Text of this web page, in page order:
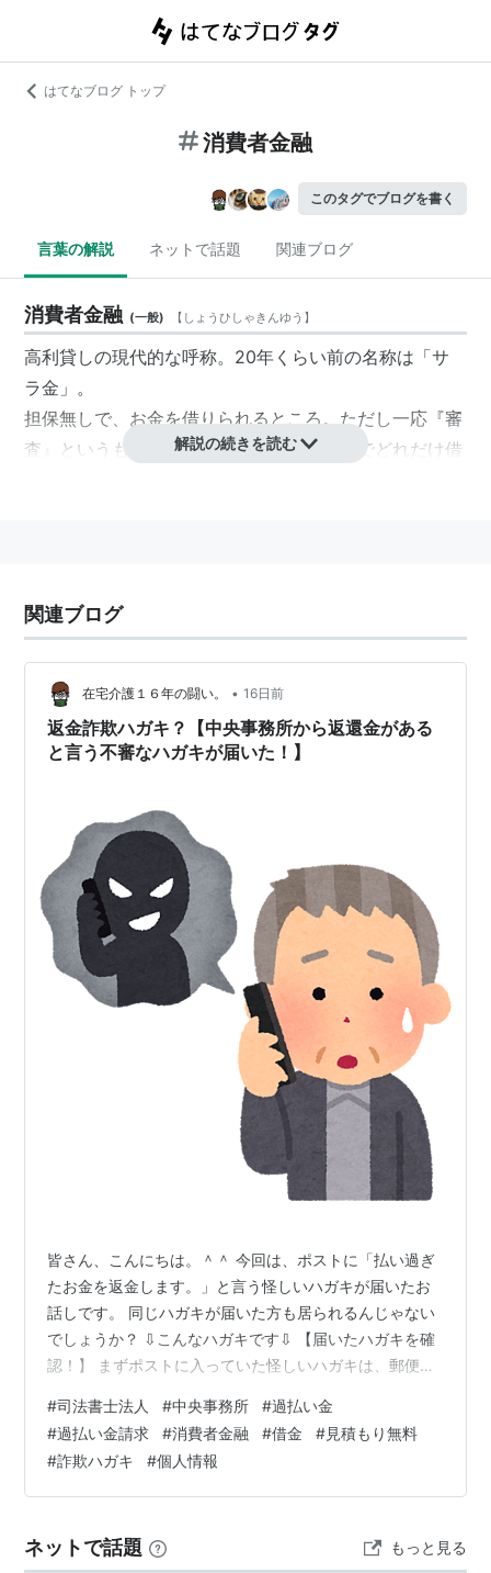
はてなブログ トップ
消費者金融
このタグでブログを書く
言葉の解説 ネットで話題 関連ブログ
消費者金融 (一般) 【 しょうひしゃきんゆう 】
高利貸しの現代的な呼称。20年くらい前の名称は「サ
ラ金 」。
担保無しで、お金を借りられるところ。ただし一応『審
査』というものがあって、借りる前によそでどれだけ借
いわゆる「ヤミ金融」(完全に違法)。
解説の続きを読む
関連ブログ
在宅介護１６年の闘い。 • 16日前
返金詐欺ハガキ？【中央事務所から返還金がある
と言う不審なハガキが届いた！】
皆さん、こんにちは。＾＾ 今回は、ポストに「払い過ぎ
たお金を返金します。」と言う怪しいハガキが届いたお
話しです。 同じハガキが届いた方も居られるんじゃない
でしょうか？ ⇩こんなハガキです⇩ 【届いたハガキを確
認！】 まずポストに入っていた怪しいハガキは、郵便物
たように見せる様式！ 期限が1週間後ぐらいと焦らせてく
る感じ！ 良く確認すると解るんですが、現在進行形で消
費者金融やクレジットカードローンなどを使用している
方は焦って連絡しないように注意です！ 左上の消印箇所
央事務所からの広告と書い…
#司法書士法人 #中央事務所 #過払い金
#過払い金請求 #消費者金融 #借金 #見積もり無料
#詐欺ハガキ #個人情報
ネットで話題 もっと見る